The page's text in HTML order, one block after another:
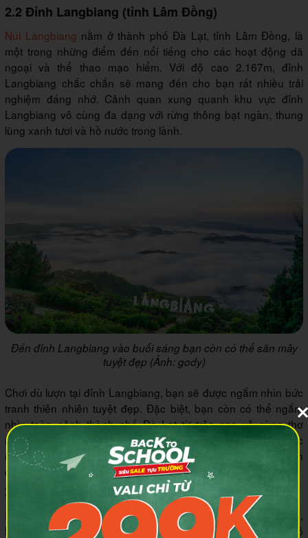
2.2 Đỉnh Langbiang (tỉnh Lâm Đồng)
Núi Langbiang nằm ở thành phố Đà Lạt, tỉnh Lâm Đồng, là
một trong những điểm đến nổi tiếng cho các hoạt động dã
ngoại và thể thao mạo hiểm. Với độ cao 2.167m, đỉnh
Langbiang chắc chắn sẽ mang đến cho bạn rất nhiều trải
nghiệm đáng nhớ. Cảnh quan xung quanh khu vực đỉnh
Langbiang vô cùng đa dạng với rừng thông bạt ngàn, thung
lũng xanh tươi và hồ nước trong lành.
Đến đỉnh Langbiang vào buổi sáng bạn còn có thể săn mây
tuyệt đẹp (Ảnh: gody)
Chơi dù lượn tại đỉnh Langbiang, bạn sẽ được ngắm nhìn bức
tranh thiên nhiên tuyệt đẹp. Đặc biệt, bạn còn có thể ngắm
nhìn toàn cảnh thành phố Đà Lạt từ trên cao vô cùng thơ
mộng. Ngoài ra, tại đây còn có các hoạt động dã ngoại khác
như leo núi, cắm trại, vị trí thuận tiện di chuyển đến tham quan
các điểm du lịch nổi tiếng của Đà Lạt.
2.3 Đèo Hải Vân (tỉnh Thừa Thiên-Huế)
Đèo Hải Vân
nằm giữa hai tỉnh Thừa Thiên Huế và Đà Nẵng,
là đỉnh đèo nổi tiếng với sự hùng vỹ bậc nhất Việt Nam. Với độ